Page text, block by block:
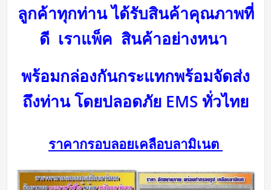
ลูกค้าทุกท่าน ได้รับสินค้าคุณภาพที่
ดี เราแพ็ค สินค้าอย่างหนา
พร้อมกล่องกันกระแทกพร้อมจัดส่ง
ถึงท่าน โดยปลอดภัย EMS ทั่วไทย
ราคากรอบลอยเคลือบลามิเนต